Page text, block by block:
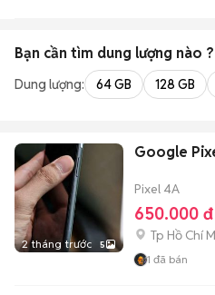
Bạn cần tìm dung lượng nào ?
Dung lượng: 64 GB 128 GB
2 tháng trước 5
Google
Pixel 4A
650.000 đ
Tp Hồ Chí
1 đã bán